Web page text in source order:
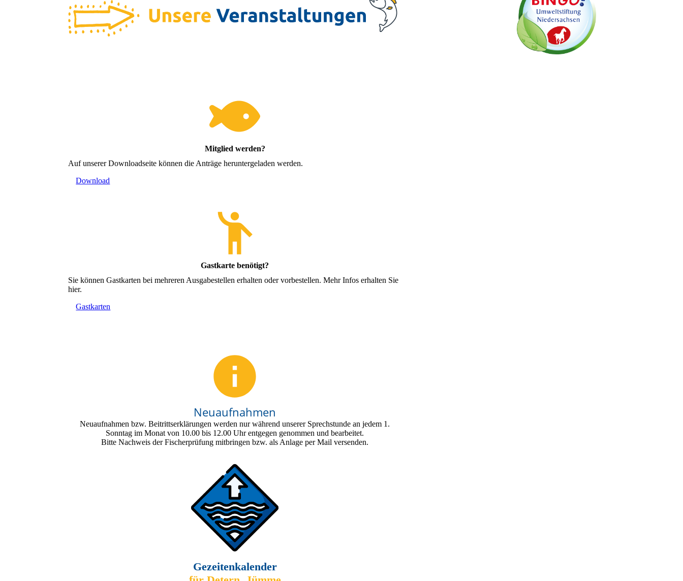
Mitglied werden?
Auf unserer Downloadseite können die Anträge heruntergeladen werden.
Download
Gastkarte benötigt?
Sie können Gastkarten bei mehreren Ausgabestellen erhalten oder vorbestellen. Mehr Infos erhalten Sie
hier.
Gastkarten
Neuaufnahmen
Neuaufnahmen bzw. Beitrittserklärungen werden nur während unserer Sprechstunde an jedem 1.
Sonntag im Monat von 10.00 bis 12.00 Uhr entgegen genommen und bearbeitet.
Bitte Nachweis der Fischerprüfung mitbringen bzw. als Anlage per Mail versenden.
Gezeitenkalender